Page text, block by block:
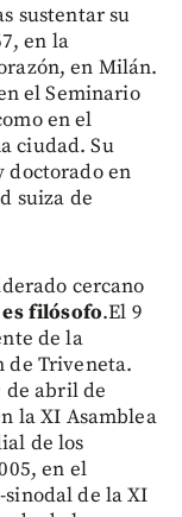
sustentar su
en la
en Milán.
el Seminario
en el
ciudad. Su
doctorado en
suiza de
cercano
filósofo.El 9
de la
de Triveneta.
de abril de
la XI Asamblea
de los
en el
de la XI